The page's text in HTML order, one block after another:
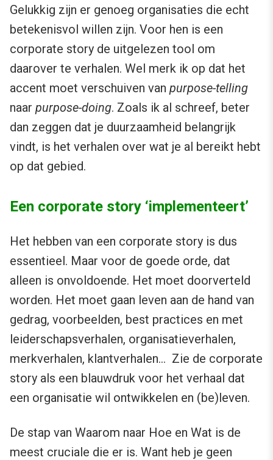
Gelukkig zijn er genoeg organisaties die echt
betekenisvol willen zijn. Voor hen is een
corporate story de uitgelezen tool om
daarover te verhalen. Wel merk ik op dat het
accent moet verschuiven van purpose-telling
naar purpose-doing. Zoals ik al schreef, beter
dan zeggen dat je duurzaamheid belangrijk
vindt, is het verhalen over wat je al bereikt hebt
op dat gebied.
Een corporate story ‘implementeert’
Het hebben van een corporate story is dus
essentieel. Maar voor de goede orde, dat
alleen is onvoldoende. Het moet doorverteld
worden. Het moet gaan leven aan de hand van
gedrag, voorbeelden, best practices en met
leiderschapsverhalen, organisatieverhalen,
merkverhalen, klantverhalen… Zie de corporate
story als een blauwdruk voor het verhaal dat
een organisatie wil ontwikkelen en (be)leven.
De stap van Waarom naar Hoe en Wat is de
meest cruciale die er is. Want heb je geen